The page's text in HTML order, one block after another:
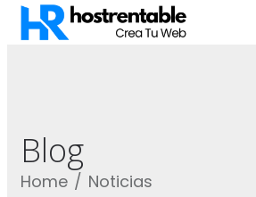
Blog
Home
Noticias